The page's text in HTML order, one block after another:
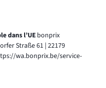
dans l’UE bonprix
Straße 61 | 22179
wa.bonprix.be/service-